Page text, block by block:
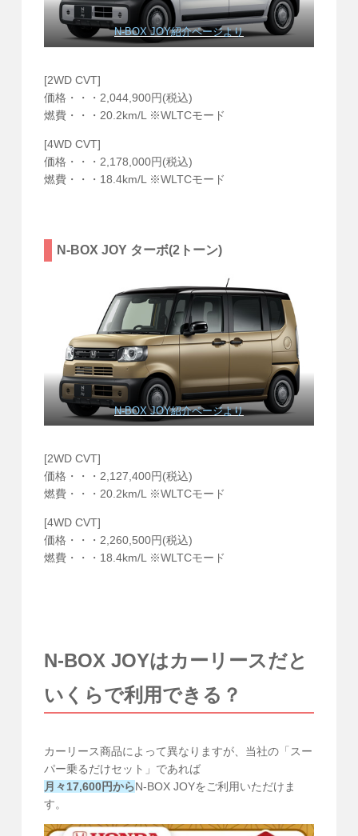
N-BOX JOY紹介ページより
[2WD CVT]
価格・・・2,044,900円(税込)
燃費・・・20.2km/L ※WLTCモード
[4WD CVT]
価格・・・2,178,000円(税込)
燃費・・・18.4km/L ※WLTCモード
N-BOX JOY ターボ(2トーン)
N-BOX JOY紹介ページより
[2WD CVT]
価格・・・2,127,400円(税込)
燃費・・・20.2km/L ※WLTCモード
[4WD CVT]
価格・・・2,260,500円(税込)
燃費・・・18.4km/L ※WLTCモード
N-BOX JOYはカーリースだと
いくらで利用できる？
カーリース商品によって異なりますが、当社の「スー
パー乗るだけセット」であれば
月々17,600円からN-BOX JOYをご利用いただけま
す。